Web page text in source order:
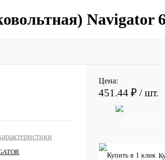
Navigator
Цена:
451.44 ₽ / шт.